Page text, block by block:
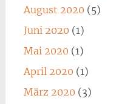
August 2020 (5)
Juni 2020 (1)
Mai 2020 (1)
April 2020 (1)
März 2020 (3)